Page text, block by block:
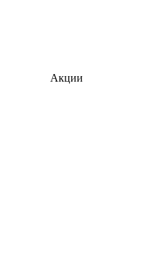
Акции